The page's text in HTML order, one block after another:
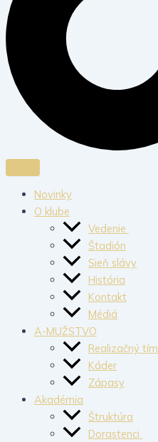
Novinky
O klube
Vedenie
Štadión
Sieň slávy
História
Kontakt
Médiá
A-MUŽSTVO
Realizačný tím
Káder
Zápasy
Akadémia
Štruktúra
Dorastenci